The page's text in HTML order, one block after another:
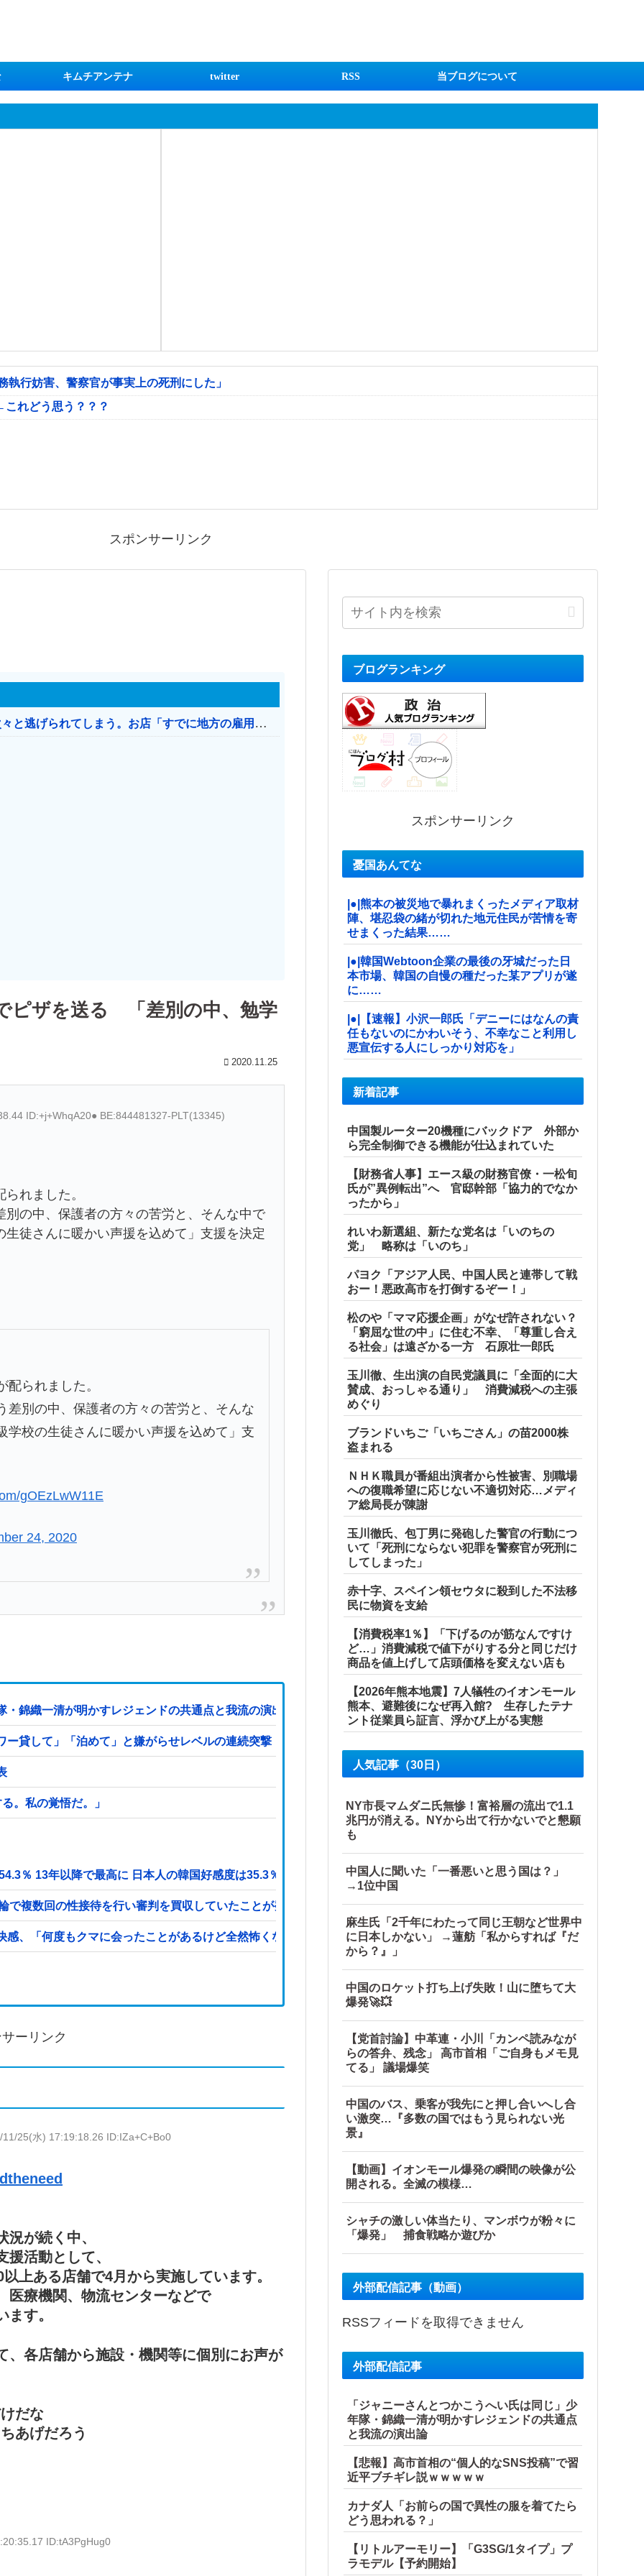
キムチアンテナ twitter RSS 当ブログについて
行妨害、警察官が事実上の死刑にした」
れどう思う？？？
スポンサーリンク
日本のお店、時給1500円でもミャンマー人に次々と逃げられてしまう。お店「すでに地方の雇用は崩壊」
ピザを送る 「差別の中、勉学
2020.11.25
ID:+j+WhqA20● BE:844481327-PLT(13345)
れました。
の中、保護者の方々の苦労と、そんな中で
徒さんに暖かい声援を込めて」支援を決定
られました。
差別の中、保護者の方々の苦労と、そんな
学校の生徒さんに暖かい声援を込めて」支
gOEzLwW11E
24, 2020
錦織一清が明かすレジェンドの共通点と我流の演出論
貸して」「泊めて」と嫌がらせレベルの連続突撃！夫経由で断ると私に直接LINEしてきて絶句←大人しく自宅の風呂に
。私の覚悟だ。」
％ 13年以降で最高に 日本人の韓国好感度は35.3％
で複数回の性接待を行い審判を買収していたことが発覚…（ブルブル」＝韓国の反応
感、「何度もクマに会ったことがあるけど全然怖くなかった」と主張しており……他
ーリンク
11/25(水) 17:19:18.26 ID:IZa+C+Bo0
が続く中、
活動として、
上ある店舗で4月から実施しています。
医療機関、物流センターなどで
す。
、各店舗から施設・機関等に個別にお声が
だな
あげだろう
ID:tA3PgHug0
ブログランキング
スポンサーリンク
憂国あんてな
|●|熊本の被災地で暴れまくったメディア取材
陣、堪忍袋の緒が切れた地元住民が苦情を寄
せまくった結果……
|●|韓国Webtoon企業の最後の牙城だった日
本市場、韓国の自慢の種だった某アプリが遂
に……
|●|【速報】小沢一郎氏「デニーにはなんの責
任もないのにかわいそう、不幸なこと利用し
悪宣伝する人にしっかり対応を」
新着記事
中国製ルーター20機種にバックドア 外部か
ら完全制御できる機能が仕込まれていた
【財務省人事】エース級の財務官僚・一松旬
氏が”異例転出”へ 官邸幹部「協力的でなか
ったから」
れいわ新選組、新たな党名は「いのちの
党」 略称は「いのち」
パヨク「アジア人民、中国人民と連帯して戦
おー！悪政高市を打倒するぞー！」
松のや「ママ応援企画」がなぜ許されない？
「窮屈な世の中」に住む不幸、「尊重し合え
る社会」は遠ざかる一方 石原壮一郎氏
玉川徹、生出演の自民党議員に「全面的に大
賛成、おっしゃる通り」 消費減税への主張
めぐり
ブランドいちご「いちごさん」の苗2000株
盗まれる
ＮＨＫ職員が番組出演者から性被害、別職場
への復職希望に応じない不適切対応…メディ
ア総局長が陳謝
玉川徹氏、包丁男に発砲した警官の行動につ
いて「死刑にならない犯罪を警察官が死刑に
してしまった」
赤十字、スペイン領セウタに殺到した不法移
民に物資を支給
【消費税率1％】「下げるのが筋なんですけ
ど…」消費減税で値下がりする分と同じだけ
商品を値上げして店頭価格を変えない店も
【2026年熊本地震】7人犠牲のイオンモール
熊本、避難後になぜ再入館? 生存したテナ
ント従業員ら証言、浮かび上がる実態
人気記事（30日）
NY市長マムダニ氏無惨！富裕層の流出で1.1
兆円が消える。NYから出て行かないでと懇願
も
中国人に聞いた「一番悪いと思う国は？」
→1位中国
麻生氏「2千年にわたって同じ王朝など世界中
に日本しかない」 →蓮舫「私からすれば『だ
から？』」
中国のロケット打ち上げ失敗！山に堕ちて大
爆発🚀💥
【党首討論】中革連・小川「カンペ読みなが
らの答弁、残念」 高市首相「ご自身もメモ見
てる」 議場爆笑
中国のバス、乗客が我先にと押し合いへし合
い激突…『多数の国ではもう見られない光
景』
【動画】イオンモール爆発の瞬間の映像が公
開される。全滅の模様…
シャチの激しい体当たり、マンボウが粉々に
「爆発」 捕食戦略か遊びか
外部配信記事（動画）
RSSフィードを取得できません
外部配信記事
「ジャニーさんとつかこうへい氏は同じ」少
年隊・錦織一清が明かすレジェンドの共通点
と我流の演出論
【悲報】高市首相の“個人的なSNS投稿”で習
近平ブチギレ説ｗｗｗｗｗ
カナダ人「お前らの国で異性の服を着てたら
どう思われる？」
【リトルアーモリー】「G3SG/1タイプ」プ
ラモデル【予約開始】